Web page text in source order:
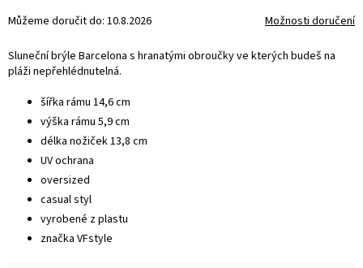
Můžeme doručit do: 10.8.2026 Možnosti doručení
Sluneční brýle Barcelona s hranatými obroučky ve kterých budeš na
pláži nepřehlédnutelná.
šířka rámu 14,6 cm
výška rámu 5,9 cm
délka nožiček 13,8 cm
UV ochrana
oversized
casual styl
vyrobené z plastu
značka VFstyle